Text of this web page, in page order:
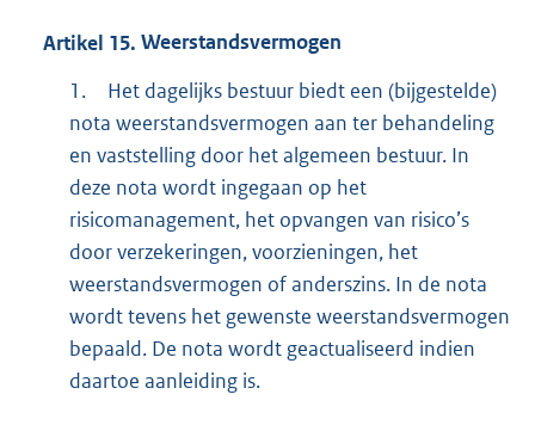
Artikel 15. Weerstandsvermogen
1.
Het dagelijks bestuur biedt een (bijgestelde)
nota weerstandsvermogen aan ter behandeling
en vaststelling door het algemeen bestuur. In
deze nota wordt ingegaan op het
risicomanagement, het opvangen van risico’s
door verzekeringen, voorzieningen, het
weerstandsvermogen of anderszins. In de nota
wordt tevens het gewenste weerstandsvermogen
bepaald. De nota wordt geactualiseerd indien
daartoe aanleiding is.